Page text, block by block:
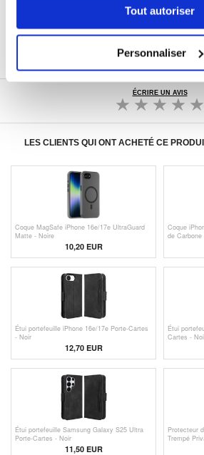
Tout autoriser
Personnaliser
ÉCRIRE UN AVIS
LES CLIENTS QUI ONT ACHETÉ CE
Coque MagSafe iPhone 16e/17e UltraGuard
Matte - Noire
10,20 EUR
Coque
de Carbone
Étui portefeuille iPhone 16e/17e Porte-Cartes
- Noir
12,70 EUR
Étui
Cartes -
Étui portefeuille Samsung Galaxy S25 Ultra
Porte-Cartes - Noir
11,50EUR
Protecteur
Trempé